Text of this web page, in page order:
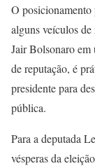
O
alguns veículos
Jair Bolsonaro em
de reputação, é
presidente para
pública.
Para a deputada
vésperas da